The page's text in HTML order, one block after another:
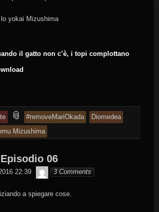
yokai Mizushima
il gatto non c’è, i topi complottano
📎 and
tagged
#removeMariOkada
Diomedea
Mizushima
06
22:39 Byakko
3 Comments
a spiegare cose.